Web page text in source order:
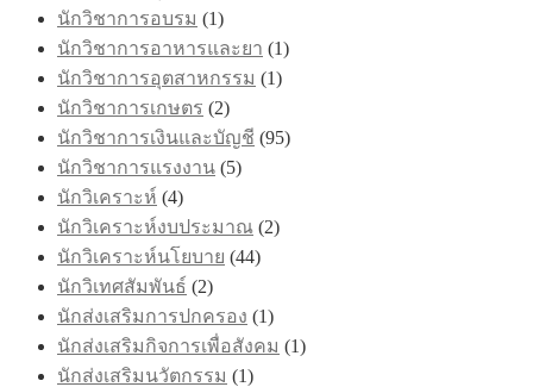
นักวิชาการอบรม (1)
นักวิชาการอาหารและยา (1)
นักวิชาการอุตสาหกรรม (1)
นักวิชาการเกษตร (2)
นักวิชาการเงินและบัญชี (95)
นักวิชาการแรงงาน (5)
นักวิเคราะห์ (4)
นักวิเคราะห์งบประมาณ (2)
นักวิเคราะห์นโยบาย (44)
นักวิเทศสัมพันธ์ (2)
นักส่งเสริมการปกครอง (1)
นักส่งเสริมกิจการเพื่อสังคม (1)
นักส่งเสริมนวัตกรรม (1)